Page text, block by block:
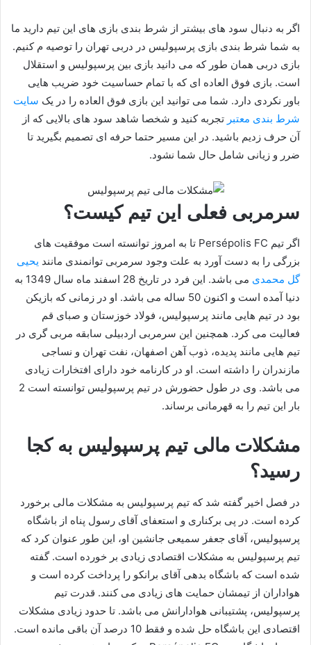
اگر به دنبال سود های بیشتر از شرط بندی بازی های این تیم دارید ما
به شما شرط بندی بازی پرسپولیس در دربی تهران را توصیه م کنیم.
بازی دربی همان طور که می دانید بازی بین پرسپولیس و استقلال
است. بازی فوق العاده ای که با تمام حساسیت خود ضریب هایی
باور نکردی دارد. شما می توانید این بازی فوق العاده را در یک سایت
شرط بندی معتبر تجربه کنید و شخصا شاهد سود های بالایی که از
آن حرف زدیم باشید. در این مسیر حتما حرفه ای تصمیم بگیرید تا
ضرر و زیانی شامل حال شما نشود.
سرمربی فعلی این تیم کیست؟
اگر تیم Persépolis FC تا به امروز توانسته است موفقیت های
بزرگی را به دست آورد به علت وجود سرمربی توانمندی مانند یحیی
گل محمدی
می باشد. این فرد در تاریخ 28 اسفند ماه سال 1349 به
دنیا آمده است و اکنون 50 ساله می باشد. او در زمانی که بازیکن
بود در تیم هایی مانند پرسپولیس، فولاد خوزستان و صبای قم
فعالیت می کرد. همچنین این سرمربی اردبیلی سابقه مربی گری در
تیم هایی مانند پدیده، ذوب آهن اصفهان، نفت تهران و نساجی
مازندران را داشته است. او در کارنامه خود دارای افتخارات زیادی
می باشد. وی در طول حضورش در تیم پرسپولیس توانسته است 2
بار این تیم را به قهرمانی برساند.
مشکلات مالی تیم پرسپولیس به کجا
رسید؟
در فصل اخیر گفته شد که تیم پرسپولیس به مشکلات مالی برخورد
کرده است. در پی برکناری و استعفای آقای رسول پناه از باشگاه
پرسپولیس، آقای جعفر سمیعی جانشین او، این طور عنوان کرد که
تیم پرسپولیس به مشکلات اقتصادی زیادی بر خورده است. گفته
شده است که باشگاه بدهی آقای برانکو را پرداخت کرده است و
هواداران از تیمشان حمایت های زیادی می کنند. قدرت تیم
پرسپولیس، پشتیبانی هوادارانش می باشد. تا حدود زیادی مشکلات
اقتصادی این باشگاه حل شده و فقط 10 درصد آن باقی مانده است.